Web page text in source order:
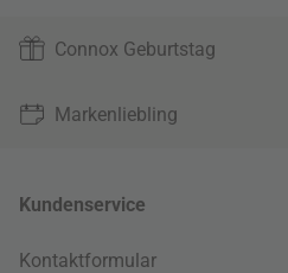
Connox Geburtstag
Markenliebling
Kundenservice
Kontaktformular